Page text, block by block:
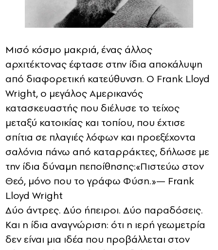
Μισό κόσμο μακριά, ένας άλλος
αρχιτέκτονας έφτασε στην ίδια αποκάλυψη
από διαφορετική κατεύθυνση. Ο Frank Lloyd
Wright, ο μεγάλος Αμερικανός
κατασκευαστής που διέλυσε το τείχος
μεταξύ κατοικίας και τοπίου, που έχτισε
σπίτια σε πλαγιές λόφων και προεξέχοντα
σαλόνια πάνω από καταρράκτες, δήλωσε με
την ίδια δύναμη πεποίθησης:«Πιστεύω στον
Θεό, μόνο που το γράφω Φύση.»— Frank
Lloyd Wright
Δύο άντρες. Δύο ήπειροι. Δύο παραδόσεις.
Και η ίδια αναγνώριση: ότι η ιερή γεωμετρία
δεν είναι μια ιδέα που προβάλλεται στον